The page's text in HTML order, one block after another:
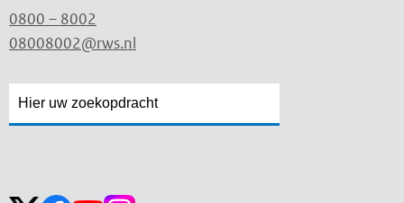
0800 – 8002
08008002@rws.nl